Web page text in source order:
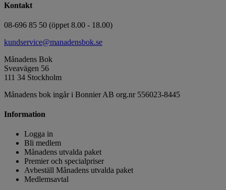
Kontakt
08-696 85 50 (öppet 8.00 - 18.00)
kundservice@manadensbok.se
Månadens Bok
Sveavägen 56
111 34 Stockholm
Månadens bok ingår i Bonnier AB org.nr 556023-8445
Information
Logga in
Bli medlem
Månadens utvalda paket
Premier och specialpriser
Avbeställ Månadens utvalda paket
Medlemsavtal